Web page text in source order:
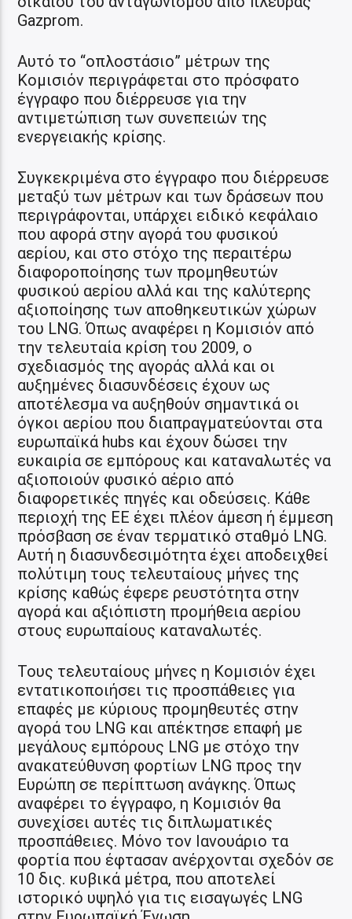
Gazprom.
Αυτό το “οπλοστάσιο” μέτρων της
Κομισιόν περιγράφεται στο πρόσφατο
έγγραφο που διέρρευσε για την
αντιμετώπιση των συνεπειών της
ενεργειακής κρίσης.
Συγκεκριμένα στο έγγραφο που διέρρευσε
μεταξύ των μέτρων και των δράσεων που
περιγράφονται, υπάρχει ειδικό κεφάλαιο
που αφορά στην αγορά του φυσικού
αερίου, και στο στόχο της περαιτέρω
διαφοροποίησης των προμηθευτών
φυσικού αερίου αλλά και της καλύτερης
αξιοποίησης των αποθηκευτικών χώρων
του LNG. Όπως αναφέρει η Κομισιόν από
την τελευταία κρίση του 2009, ο
σχεδιασμός της αγοράς αλλά και οι
αυξημένες διασυνδέσεις έχουν ως
αποτέλεσμα να αυξηθούν σημαντικά οι
όγκοι αερίου που διαπραγματεύονται στα
ευρωπαϊκά hubs και έχουν δώσει την
ευκαιρία σε εμπόρους και καταναλωτές να
αξιοποιούν φυσικό αέριο από
διαφορετικές πηγές και οδεύσεις. Κάθε
περιοχή της ΕΕ έχει πλέον άμεση ή έμμεση
πρόσβαση σε έναν τερματικό σταθμό LNG.
Αυτή η διασυνδεσιμότητα έχει αποδειχθεί
πολύτιμη τους τελευταίους μήνες της
κρίσης καθώς έφερε ρευστότητα στην
αγορά και αξιόπιστη προμήθεια αερίου
στους ευρωπαίους καταναλωτές.
Τους τελευταίους μήνες η Κομισιόν έχει
εντατικοποιήσει τις προσπάθειες για
επαφές με κύριους προμηθευτές στην
αγορά του LNG και απέκτησε επαφή με
μεγάλους εμπόρους LNG με στόχο την
ανακατεύθυνση φορτίων LNG προς την
Ευρώπη σε περίπτωση ανάγκης. Όπως
αναφέρει το έγγραφο, η Κομισιόν θα
συνεχίσει αυτές τις διπλωματικές
προσπάθειες. Μόνο τον Ιανουάριο τα
φορτία που έφτασαν ανέρχονται σχεδόν σε
10 δις. κυβικά μέτρα, που αποτελεί
ιστορικό υψηλό για τις εισαγωγές LNG